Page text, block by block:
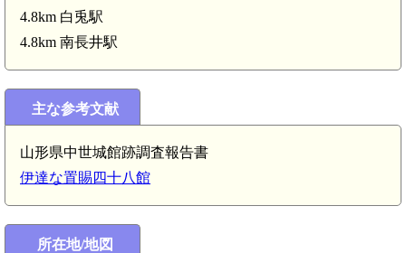
4.8km 白兎駅
4.8km 南長井駅
主な参考文献
山形県中世城館跡調査報告書
伊達な置賜四十八館
所在地/地図